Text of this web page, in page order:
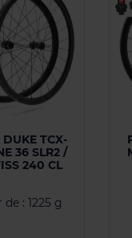
TCX-
36 SLR2 /
240 CL
: 1225 g